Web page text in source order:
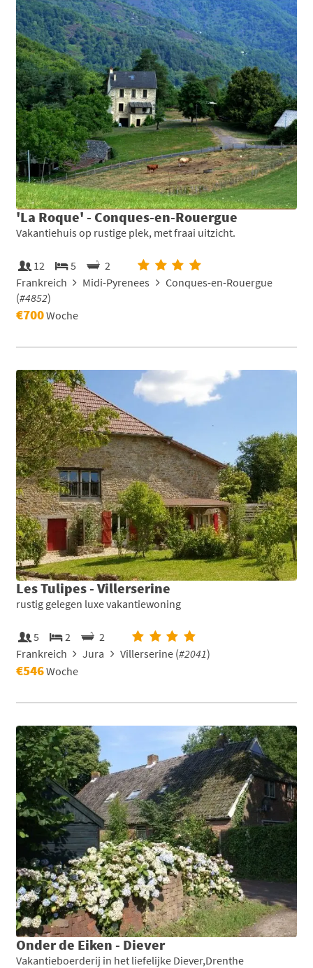
'La Roque' - Conques-en-Rouergue
Vakantiehuis op rustige plek, met fraai uitzicht.
12 5
2
Frankreich
Midi-Pyrenees
Conques-en-Rouergue
(#4852)
€700Woche
Les Tulipes - Villerserine
rustig gelegen luxe vakantiewoning
5 2
2
Frankreich
Jura Villerserine (#2041)
€546Woche
Onder de Eiken - Diever
Vakantieboerderij in het liefelijke Diever,Drenthe